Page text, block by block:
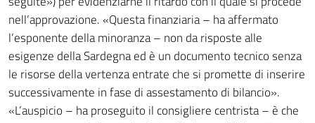
nell’approvazione. «Questa finanziaria – ha affermato
l’esponente della minoranza – non da risposte alle
esigenze della Sardegna ed è un documento tecnico senza
le risorse della vertenza entrate che si promette di inserire
successivamente in fase di assestamento di bilancio».
«L’auspicio – ha proseguito il consigliere centrista – è che